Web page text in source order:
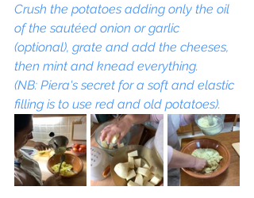
Crush the potatoes adding only the oil
of the sautéed onion or garlic
(optional), grate and add the cheeses,
then mint and knead everything.
(NB: Piera's secret for a soft and elastic
filling is to use red and old potatoes).